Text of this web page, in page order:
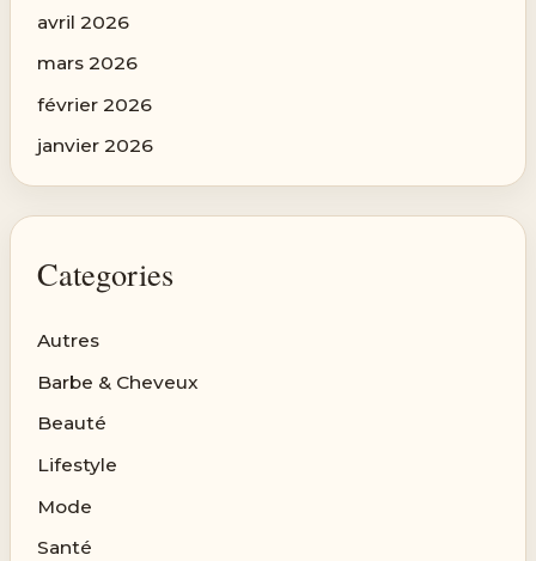
avril 2026
mars 2026
février 2026
janvier 2026
Categories
Autres
Barbe & Cheveux
Beauté
Lifestyle
Mode
Santé